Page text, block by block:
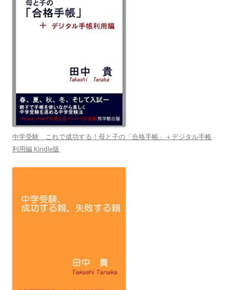
中学受験 これで成功する！母と子の「合格手帳」＋デジタル手帳
利用編 Kindle版